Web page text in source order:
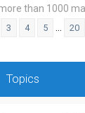
than 1000
203 4 5 20
Topics